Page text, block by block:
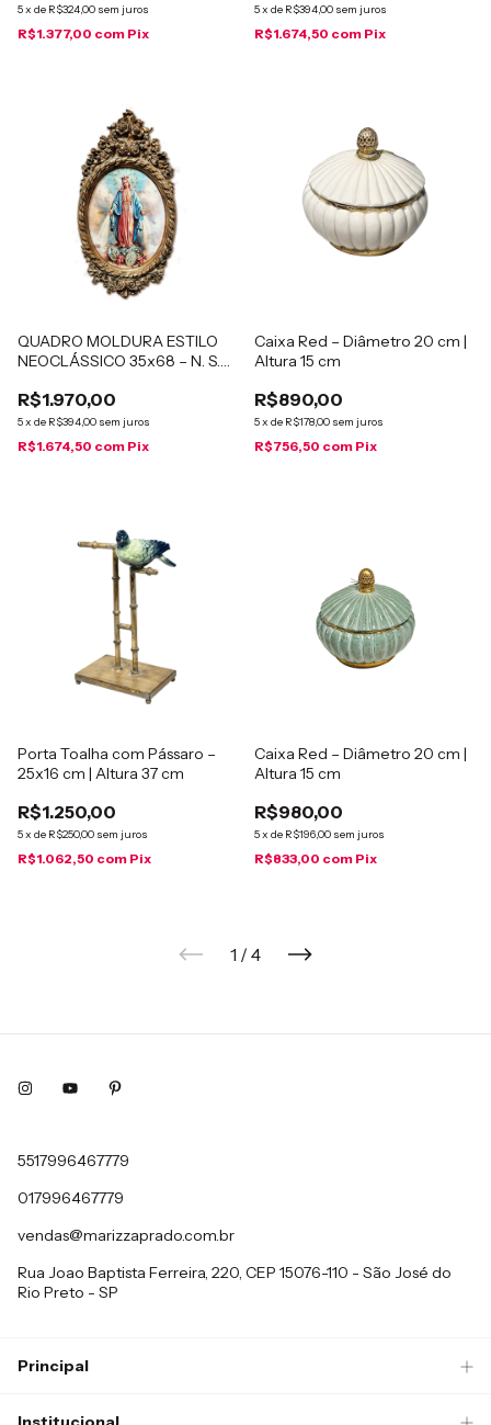
5x de R$324,00 sem juros
R$1.377,00 com Pix
5x de R$394,00 sem juros
R$1.674,50 com Pix
QUADRO MOLDURA ESTILO
NEOCLÁSSICO 35x68 – N. S.
R$1.970,00
5x de R$394,00 sem juros
R$1.674,50 com Pix
Caixa Red – Diâmetro 20 cm |
Altura 15 cm
R$890,00
5x de R$178,00 sem juros
R$756,50 com Pix
Porta Toalha com Pássaro –
25x16 cm | Altura 37 cm
R$1.250,00
5x de R$250,00 sem juros
R$1.062,50 com Pix
Caixa Red – Diâmetro 20 cm |
Altura 15 cm
R$980,00
5x de R$196,00 sem juros
R$833,00 com Pix
1 / 4
5517996467779
017996467779
vendas@marizzaprado.com.br
Rua Joao Baptista Ferreira, 220, CEP 15076-110 - São José do
Rio Preto - SP
Principal